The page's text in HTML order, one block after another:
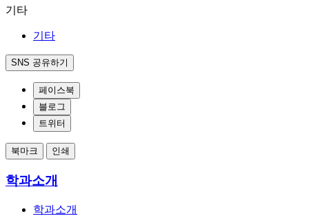
기타
기타
SNS 공유하기
페이스북
블로그
트위터
북마크 인쇄
학과소개
학과소개